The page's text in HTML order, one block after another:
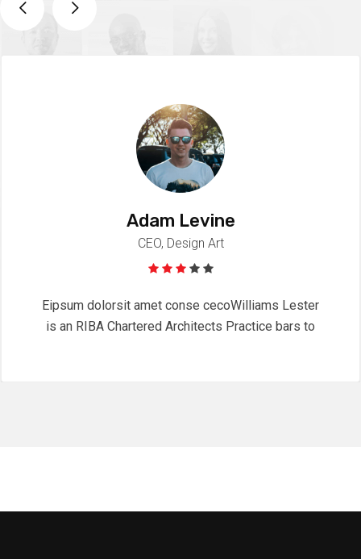
Adam Levine
CEO, Design Art
Eipsum dolorsit amet conse cecoWilliams Lester
is an RIBA Chartered Architects Practice bars to